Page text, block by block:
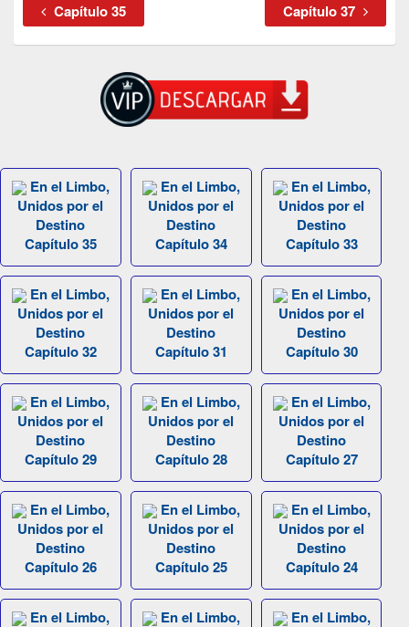
Capítulo 35 Capítulo 37
En el Limbo,
Unidos por el
Destino
Capítulo 35
En el Limbo,
Unidos por el
Destino
Capítulo 34
En el Limbo,
Unidos por el
Destino
Capítulo 33
En el Limbo,
Unidos por el
Destino
Capítulo 32
En el Limbo,
Unidos por el
Destino
Capítulo 31
En el Limbo,
Unidos por el
Destino
Capítulo 30
En el Limbo,
Unidos por el
Destino
Capítulo 29
En el Limbo,
Unidos por el
Destino
Capítulo 28
En el Limbo,
Unidos por el
Destino
Capítulo 27
En el Limbo,
Unidos por el
Destino
Capítulo 26
En el Limbo,
Unidos por el
Destino
Capítulo 25
En el Limbo,
Unidos por el
Destino
Capítulo 24
En el Limbo,
En el Limbo,
En el Limbo,